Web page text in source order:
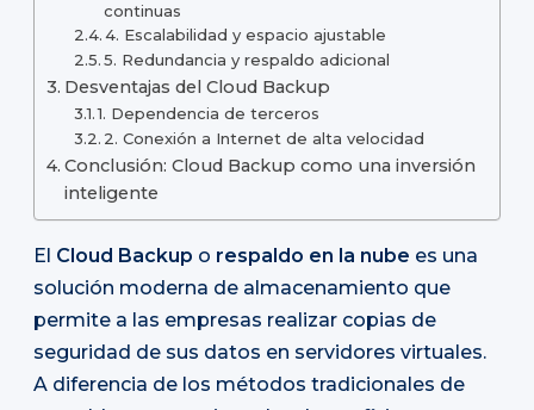
continuas
4. Escalabilidad y espacio ajustable
5. Redundancia y respaldo adicional
Desventajas del Cloud Backup
1. Dependencia de terceros
2. Conexión a Internet de alta velocidad
Conclusión: Cloud Backup como una inversión
inteligente
El Cloud Backup o respaldo en la nube es una
solución moderna de almacenamiento que
permite a las empresas realizar copias de
seguridad de sus datos en servidores virtuales.
A diferencia de los métodos tradicionales de